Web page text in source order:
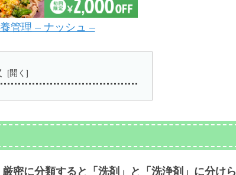
管理 – ナッシュ –
厳密に分類すると「洗剤」と「洗浄剤」に分けら